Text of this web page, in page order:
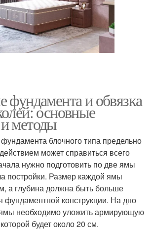
фундамента и обвязка
основные
методы
блочного типа предельно
может справиться всего
нужно подготовить по две ямы
постройки. Размер каждой ямы
а глубина должна быть больше
фундаментной конструкции. На дно
необходимо уложить армирующую
будет около 20 см.